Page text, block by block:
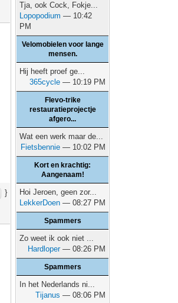
}
Tja, ook Cock, Fokje...
Lopopodium — 10:42
PM
Velomobielen voor lange
mensen.
Hij heeft proef ge...
365cycle — 10:19 PM
Flevo-trike
restauratieprojectje
afgero...
Wat een werk maar de...
Fietsbennie — 10:02 PM
Kort en krachtig:
Aangenaam!
Hoi Jeroen, geen zor...
LekkerDoen — 08:27 PM
Spammers
Zo weet ik ook niet ...
Hardloper— 08:26 PM
Spammers
In het Nederlands ni...
Tijanus — 08:06 PM